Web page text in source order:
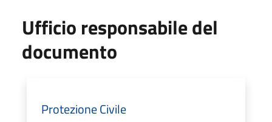
Ufficio responsabile del
documento
Protezione Civile